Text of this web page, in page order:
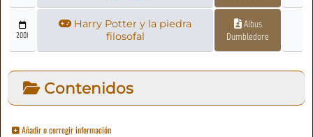
2001
Harry Potter y la piedra
filosofal
Albus
Dumbledore
Contenidos
Añadir o corregir información